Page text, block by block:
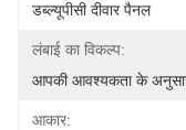
डब्ल्यूपीसी दीवार पैनल
लंबाई का विकल्प:
आपकी आवश्यकता के
आकार: